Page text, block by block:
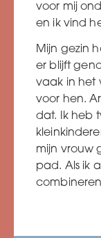
voor mij
en ik vind
Mijn gezin
er blijft
vaak in het
voor hen.
dat. Ik heb
mijn vrouw
pad. Als ik